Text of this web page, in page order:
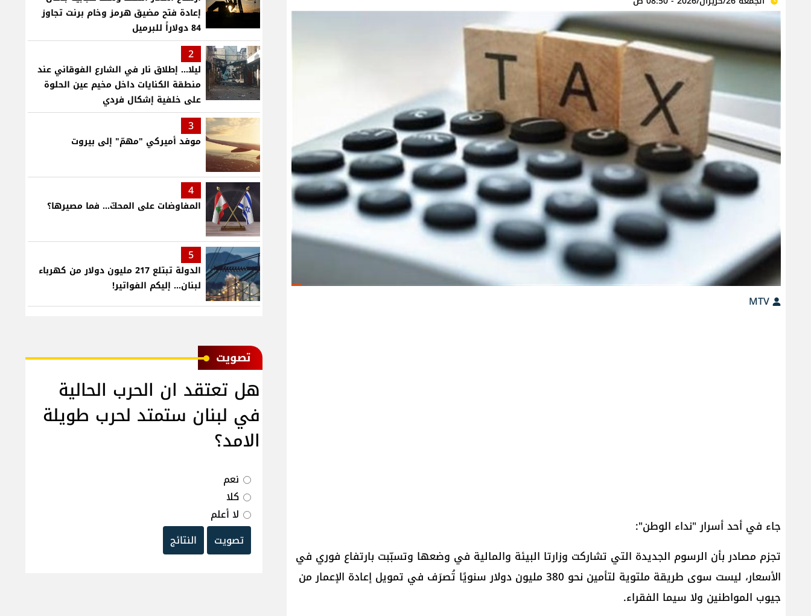
جاء في أحد أسرار "نداء الوطن":
تجزم مصادر بأن الرسوم الجديدة التي تشاركت وزارتا البيئة والمالية في وضعها وتسبّبت بارتفاع فوري في
الأسعار، ليست سوى طريقة ملتوية لتأمين نحو 380 مليون دولار سنويًا تُصرَف في تمويل إعادة الإعمار من
جيوب المواطنين ولا سيما الفقراء.
إعادة فتح مضيق هرمز وخام برنت تجاوز
84 دولاراً للبرميل
2
ليلا... إطلاق نار في الشارع الفوقاني عند
منطقة الكنايات داخل مخيم عين الحلوة
على خلفية إشكال فردي
3
موفد أميركي "مهمّ" إلى بيروت
4
المفاوضات على المحكّ... فما مصيرها؟
5
الدولة تبتلع 217 مليون دولار من كهرباء
لبنان... إليكم الفواتير!
ﺗﺼﻮﻳﺖ
هل تعتقد ان الحرب الحالية
في لبنان ستمتد لحرب طويلة
الامد؟
نعم
كلا
لا أعلم
تصويت
النتائج